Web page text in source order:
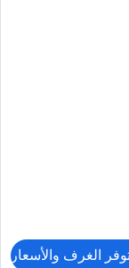
الغرف والأسعار